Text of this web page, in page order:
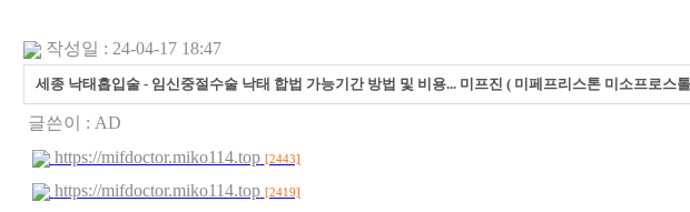
작성일 : 24-04-17 18:47
세종 낙태흡입술 - 임신중절수술 낙태 합법 가능기간 방법 및 비용... 미프진 ( 미페프리스톤 미소프로스
글쓴이 : AD
https://mifdoctor.miko114.top [2443]
https://mifdoctor.miko114.top [2419]